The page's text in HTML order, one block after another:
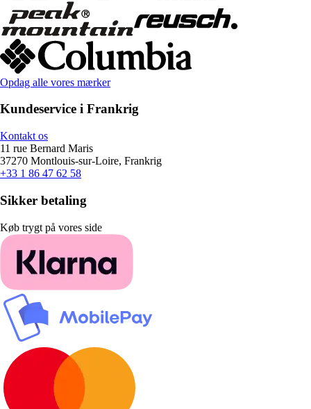
Opdag alle vores mærker
Kundeservice i Frankrig
Kontakt os
11 rue Bernard Maris
37270 Montlouis-sur-Loire, Frankrig
+33 1 86 47 62 58
Sikker betaling
Køb trygt på vores side